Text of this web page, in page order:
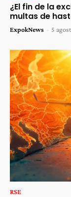
¿El fin de la
multas de
ExpokNews - 5
RSE